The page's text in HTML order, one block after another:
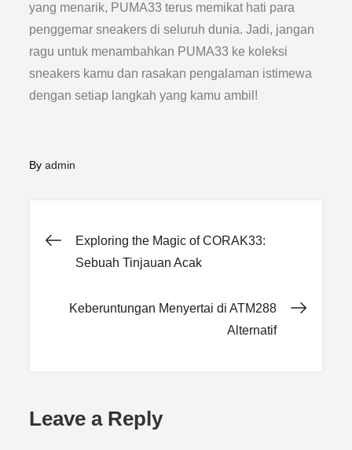
yang menarik, PUMA33 terus memikat hati para
penggemar sneakers di seluruh dunia. Jadi, jangan
ragu untuk menambahkan PUMA33 ke koleksi
sneakers kamu dan rasakan pengalaman istimewa
dengan setiap langkah yang kamu ambil!
Byadmin
Post
Exploring the Magic of CORAK33:
Sebuah Tinjauan Acak
Keberuntungan Menyertai di ATM288
Alternatif
Leave a Reply